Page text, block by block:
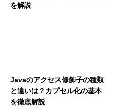
を解説
Javaのアクセス修飾子の種類
と違いは？カプセル化の基本
を徹底解説